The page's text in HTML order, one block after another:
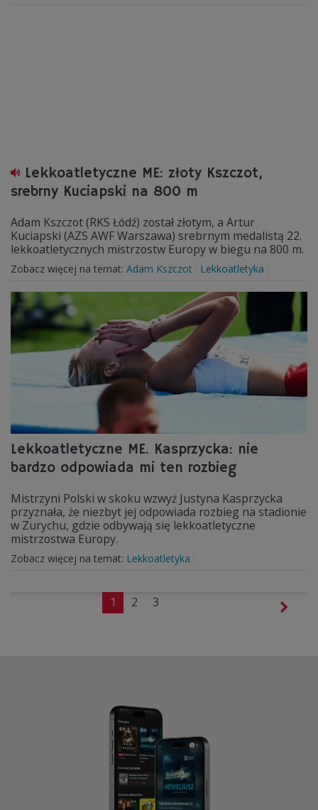
Lekkoatletyczne ME: złoty Kszczot,
srebrny Kuciapski na 800 m
Adam Kszczot (RKS Łódź) został złotym, a Artur
Kuciapski (AZS AWF Warszawa) srebrnym medalistą 22.
lekkoatletycznych mistrzostw Europy w biegu na 800 m.
Zobacz więcej na temat: Adam Kszczot Lekkoatletyka
Lekkoatletyczne ME. Kasprzycka: nie
bardzo odpowiada mi ten rozbieg
Mistrzyni Polski w skoku wzwyż Justyna Kasprzycka
przyznała, że niezbyt jej odpowiada rozbieg na stadionie
w Zurychu, gdzie odbywają się lekkoatletyczne
mistrzostwa Europy.
Zobacz więcej na temat: Lekkoatletyka
1 2 3